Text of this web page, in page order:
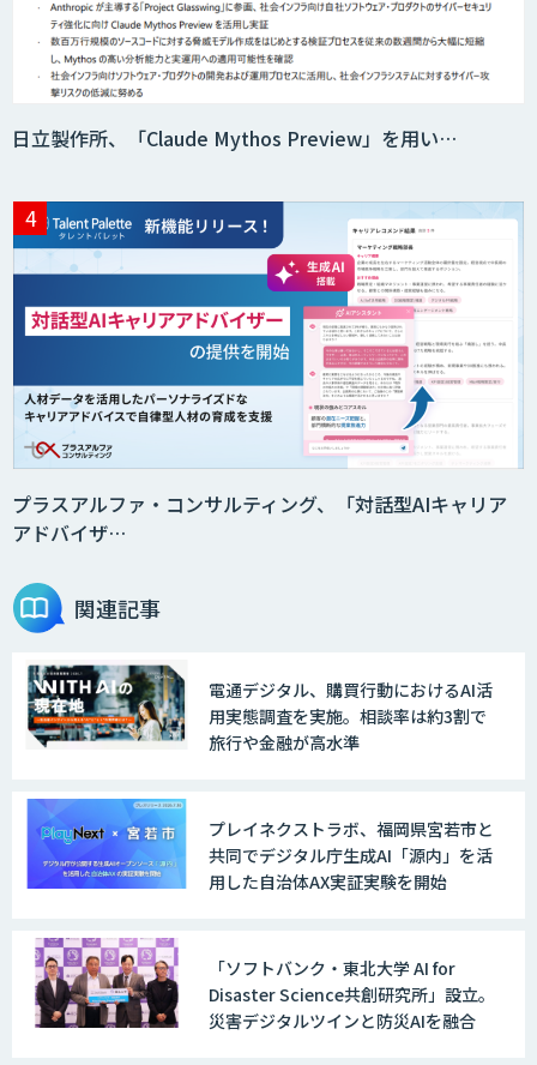
日立製作所、「Claude Mythos Preview」を用い…
プラスアルファ・コンサルティング、「対話型AIキャリア
アドバイザ…
関連記事
電通デジタル、購買行動におけるAI活
用実態調査を実施。相談率は約3割で
旅行や金融が高水準
プレイネクストラボ、福岡県宮若市と
共同でデジタル庁生成AI「源内」を活
用した自治体AX実証実験を開始
「ソフトバンク・東北大学 AI for
Disaster Science共創研究所」設立。
災害デジタルツインと防災AIを融合